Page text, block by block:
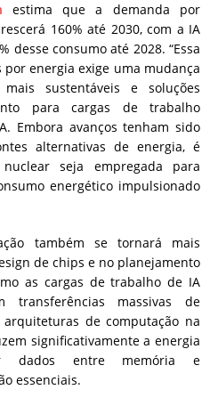
estima que a demanda por
160% até 2030, com a IA
desse consumo até 2028. “Essa
energia exige uma mudança
sustentáveis e soluções
para cargas de trabalho
Embora avanços tenham sido
alternativas de energia, é
seja empregada para
energético impulsionado
também se tornará mais
de chips e no planejamento
as cargas de trabalho de IA
transferências massivas de
de computação na
significativamente a energia
dados entre memória e
essenciais.